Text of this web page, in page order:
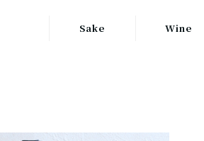
Sake Wine